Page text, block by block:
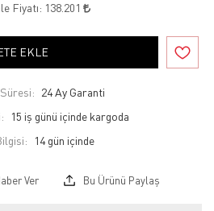
Fiyatı: 138.201
EKLE
24 Ay Garanti
15 iş günü içinde kargoda
Ver Bu Ürünü Paylaş